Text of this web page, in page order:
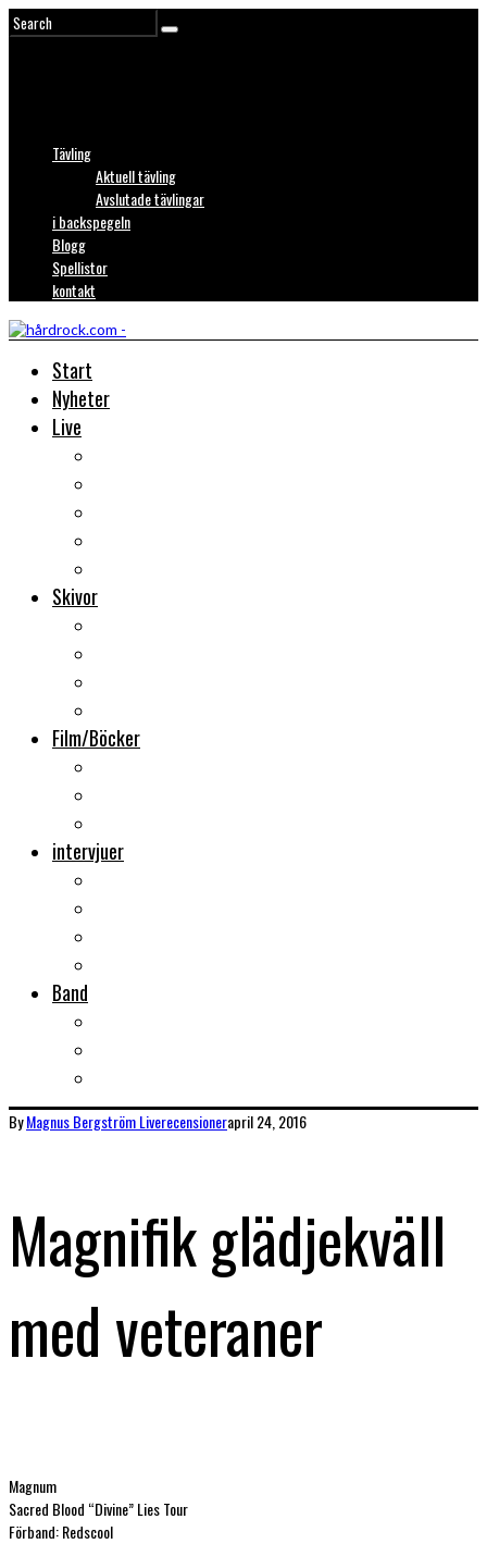
Tävling
Aktuell tävling
Avslutade tävlingar
i backspegeln
Blogg
Spellistor
kontakt
Start
Nyheter
Live
Skivor
Film/Böcker
intervjuer
Band
ByMagnus BergströmLiverecensionerapril 24, 2016
Magnifik glädjekväll
med veteraner
Magnum
Sacred Blood “Divine” Lies Tour
Förband: Redscool